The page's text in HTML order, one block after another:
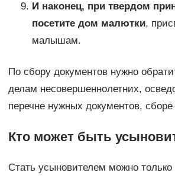
И наконец, при твердом
посетите дом малютки,
малышам.
По сбору документов нужно
делам несовершеннолетних,
перечне нужных документов, сборе
Кто может быть
Стать усыновителем можно только